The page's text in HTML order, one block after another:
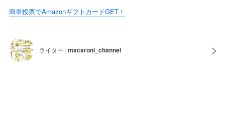
簡単投票でAmazonギフトカードGET！
ライター :macaroni_channel